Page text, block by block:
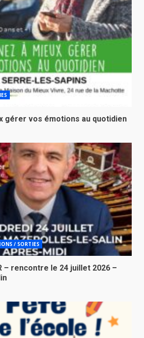
gérer vos émotions au quotidien
/ SORTIES
– rencontre le 24 juillet 2026 –